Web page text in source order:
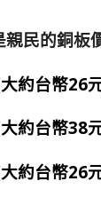
民的銅板
約台幣26
約台幣38
約台幣26